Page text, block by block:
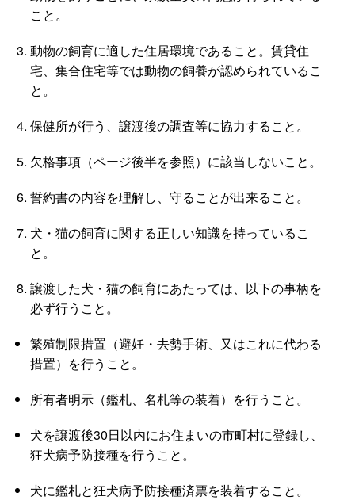
こと。
動物の飼育に適した住居環境であること。賃貸住
宅、集合住宅等では動物の飼養が認められているこ
と。
保健所が行う、譲渡後の調査等に協力すること。
欠格事項（ページ後半を参照）に該当しないこと。
誓約書の内容を理解し、守ることが出来ること。
犬・猫の飼育に関する正しい知識を持っているこ
と。
譲渡した犬・猫の飼育にあたっては、以下の事柄を
必ず行うこと。
繁殖制限措置（避妊・去勢手術、又はこれに代わる
措置）を行うこと。
所有者明示（鑑札、名札等の装着）を行うこと。
犬を譲渡後30日以内にお住まいの市町村に登録し、
狂犬病予防接種を行うこと。
犬に鑑札と狂犬病予防接種済票を装着すること。